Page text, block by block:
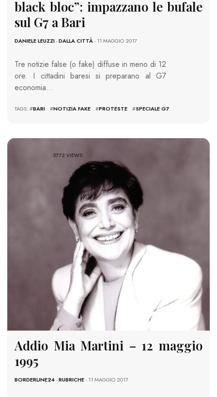
black bloc”: impazzano le bufale
sul G7 a Bari
DANIELE LEUZZI-DALLA CITTÀ- 11 MAGGIO 2017
Tre notizie false (o fake) diffuse in meno di 12
ore. I cittadini baresi si preparano al G7
economia…
TAGS: #BARI #NOTIZIA FAKE #PROTESTE #SPECIALE G7
5772 VIEWS
Addio Mia Martini – 12 maggio
1995
BORDERLINE24-RUBRICHE- 11 MAGGIO 2017